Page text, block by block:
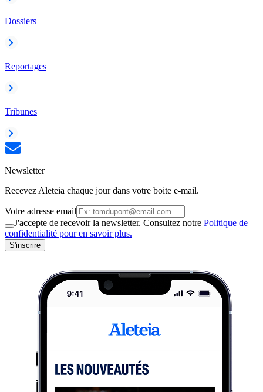
Dossiers
Reportages
Tribunes
Newsletter
Recevez Aleteia chaque jour dans votre boite e-mail.
Votre adresse email
J'accepte de recevoir la newsletter. Consultez notre Politique de
confidentialité pour en savoir plus.
S'inscrire